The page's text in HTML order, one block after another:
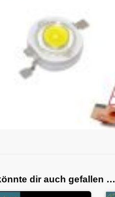
dir auch gefallen …